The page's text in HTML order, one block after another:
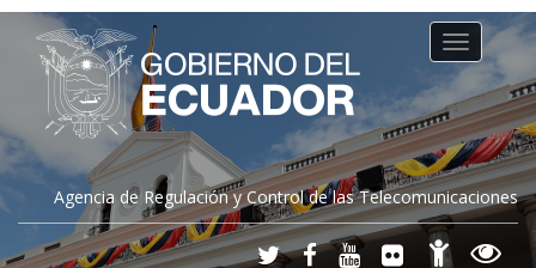
Agencia de Regulación y Control de las Telecomunicaciones
Toggle
navigation